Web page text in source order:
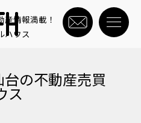
情報満載！
ハウス
の不動産売買
ス